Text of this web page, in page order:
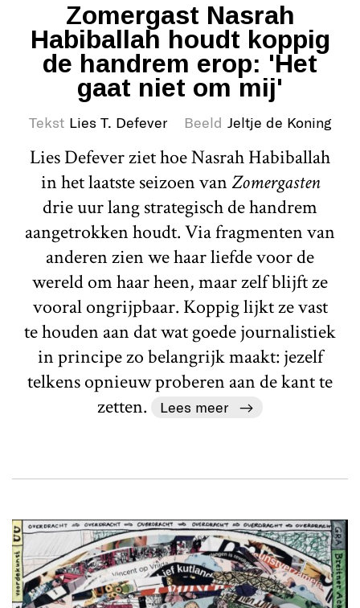
Zomergast Nasrah
Habiballah houdt koppig
de handrem erop: 'Het
gaat niet om mij'
Tekst Lies T. Defever Beeld Jeltje de Koning
Lies Defever ziet hoe Nasrah Habiballah
in het laatste seizoen vanZomergasten
drie uur lang strategisch de handrem
aangetrokken houdt. Via fragmenten van
anderen zien we haar liefde voor de
wereld om haar heen, maar zelf blijft ze
vooral ongrijpbaar. Koppig lijkt ze vast
te houden aan dat wat goede journalistiek
in principe zo belangrijk maakt: jezelf
telkens opnieuw proberen aan de kant te
zetten.
Lees meer